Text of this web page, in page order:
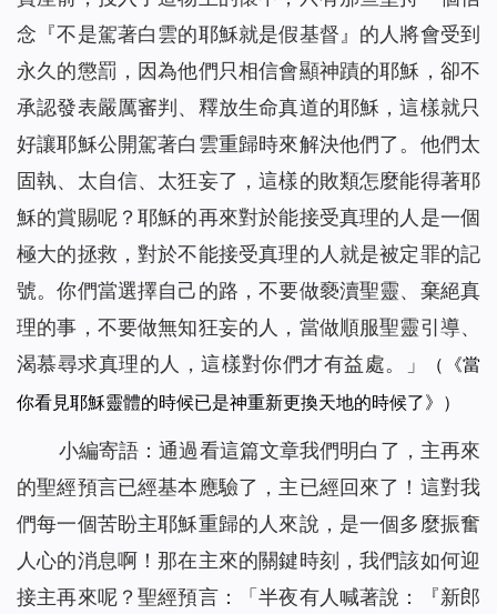
念『不是駕著白雲的耶穌就是假基督』的人將會受到
永久的懲罰，因為他們只相信會顯神蹟的耶穌，卻不
承認發表嚴厲審判、釋放生命真道的耶穌，這樣就只
好讓耶穌公開駕著白雲重歸時來解決他們了。他們太
固執、太自信、太狂妄了，這樣的敗類怎麼能得著耶
穌的賞賜呢？耶穌的再來對於能接受真理的人是一個
極大的拯救，對於不能接受真理的人就是被定罪的記
號。你們當選擇自己的路，不要做褻瀆聖靈、棄絕真
理的事，不要做無知狂妄的人，當做順服聖靈引導、
渴慕尋求真理的人，這樣對你們才有益處。
」
（《當
你看見耶穌靈體的時候已是神重新更換天地的時候了》）
小編寄語：通過看這篇文章我們明白了，主再來
的聖經預言已經基本應驗了，主已經回來了！這對我
們每一個苦盼主耶穌重歸的人來說，是一個多麼振奮
人心的消息啊！那在主來的關鍵時刻，我們該如何迎
接主再來呢？聖經預言：「半夜有人喊著說：『新郎